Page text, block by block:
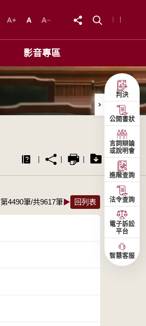
影音專區
第4490筆/共9617筆▶ 回列表
判決
公開書狀
言詞辯論
或說明會
進階查詢
法令查詢
電子訴訟
平台
智慧客服